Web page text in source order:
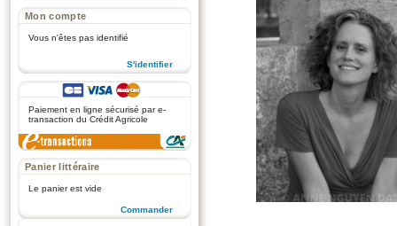
Mon compte
Vous n'êtes pas identifié
S'identifier
Paiement en ligne sécurisé par e-
transaction du Crédit Agricole
Panier littéraire
Le panier est vide
Commander